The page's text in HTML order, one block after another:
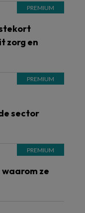
zorg en
sector
waarom ze